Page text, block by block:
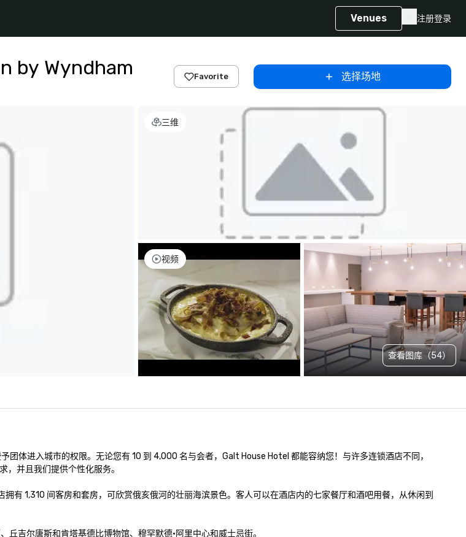
Venues 注册登录
by Wyndham Favorite 选择场地
三维
视频
查看图库（54）
体进入城市的权限。无论您有 10 到 4,000 名与会者，Galt House Hotel 都能容纳您！与许多连锁酒店不同，
并且我们提供个性化服务。
有 1,310 间客房和套房，可欣赏俄亥俄河的壮丽海滨景色。客人可以在酒店内的七家餐厅和酒吧用餐，从休闲到
吉尔唐斯和肯塔基德比博物馆、穆罕默德·阿里中心和威士忌街。